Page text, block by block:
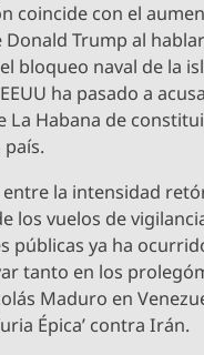
coincide con el
Trump al
bloqueo naval de la
ha pasado a
La Habana de
la intensidad
los vuelos de
públicas ya ha
tanto en los
Maduro en
Épica’ contra Irán.